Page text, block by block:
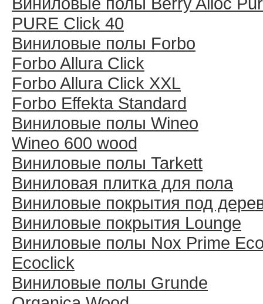
PURE Click 40
Виниловые полы Forbo
Forbo Allura Click
Forbo Allura Click XXL
Forbo Effekta Standard
Виниловые полы Wineo
Wineo 600 wood
Виниловые полы Tarkett
Виниловая плитка для пола
Виниловые покрытия под
Виниловые покрытия Lounge
Виниловые полы Nox Prime
Ecoclick
Виниловые полы Grunde